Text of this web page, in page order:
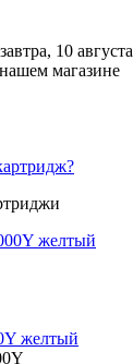
10 августа
магазине
желтый